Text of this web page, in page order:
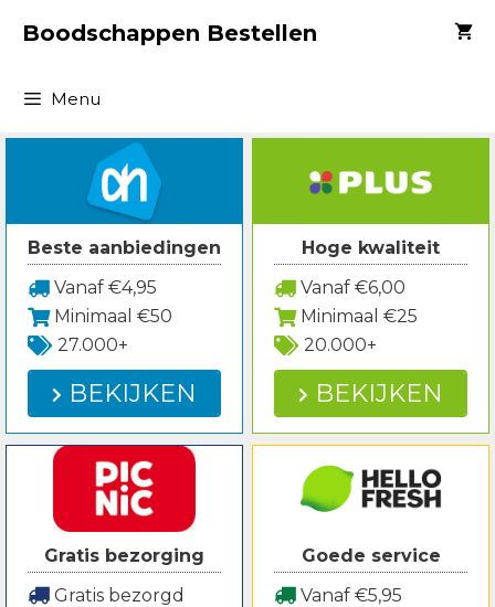
naarBoodschappen Bestellen
Menu
Beste aanbiedingen
Vanaf €4,95
Minimaal €50
27.000+
BEKIJKEN
Hoge kwaliteit
Vanaf €6,00
Minimaal €25
20.000+
BEKIJKEN
Gratis bezorging
Gratis bezorgd
Goede service
Vanaf €5,95